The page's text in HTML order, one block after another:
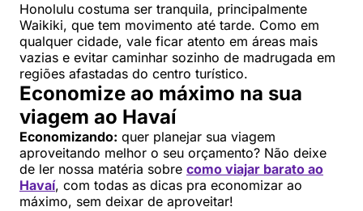
Honolulu costuma ser tranquila, principalmente
Waikiki, que tem movimento até tarde. Como em
qualquer cidade, vale ficar atento em áreas mais
vazias e evitar caminhar sozinho de madrugada em
regiões afastadas do centro turístico.
Economize ao máximo na sua
viagem ao Havaí
Economizando: quer planejar sua viagem
aproveitando melhor o seu orçamento? Não deixe
de ler nossa matéria sobre como viajar barato ao
Havaí, com todas as dicas pra economizar ao
máximo, sem deixar de aproveitar!